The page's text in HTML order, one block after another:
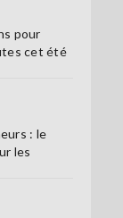
pour
cet été
: le
les